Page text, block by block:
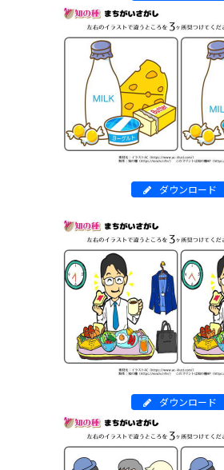
ダウンロード
ダウンロード